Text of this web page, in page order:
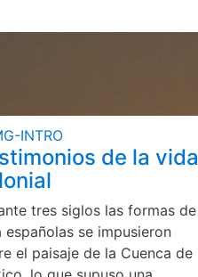
de la vida
tres siglos las formas de
españolas se impusieron
el paisaje de la Cuenca de